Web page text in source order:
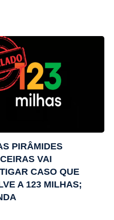
PIRÂMIDES
VAI
CASO QUE
A 123 MILHAS;